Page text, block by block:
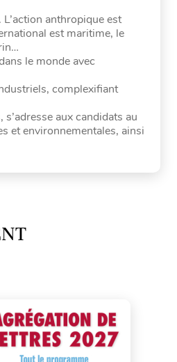
anthropique est
est maritime, le
le monde avec
complexifiant
aux candidats au
et environnementales, ainsi